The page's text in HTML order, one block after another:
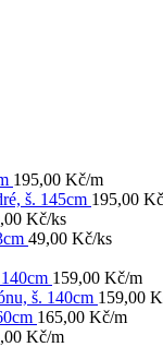
195,00 Kč/m
š. 145cm 195,00 Kč
Kč/ks
49,00 Kč/ks
159,00 Kč/m
š. 140cm 159,00
165,00 Kč/m
Kč/m